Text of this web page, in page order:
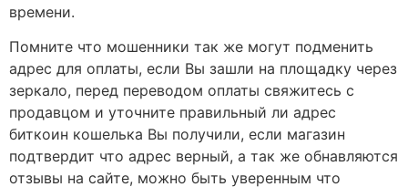
времени.
Помните что мошенники так же могут подменить
адрес для оплаты, если Вы зашли на площадку через
зеркало, перед переводом оплаты свяжитесь с
продавцом и уточните правильный ли адрес
биткоин кошелька Вы получили, если магазин
подтвердит что адрес верный, а так же обнавляются
отзывы на сайте, можно быть уверенным что